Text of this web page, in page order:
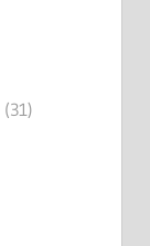
(31)